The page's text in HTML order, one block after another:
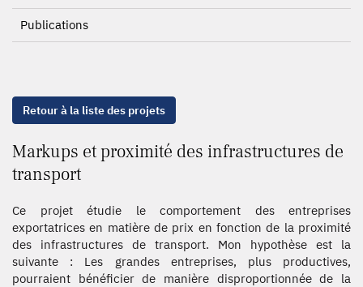
Publications
Retour à la liste des projets
Markups et proximité des infrastructures de
transport
Ce projet étudie le comportement des entreprises
exportatrices en matière de prix en fonction de la proximité
des infrastructures de transport. Mon hypothèse est la
suivante : Les grandes entreprises, plus productives,
pourraient bénéficier de manière disproportionnée de la